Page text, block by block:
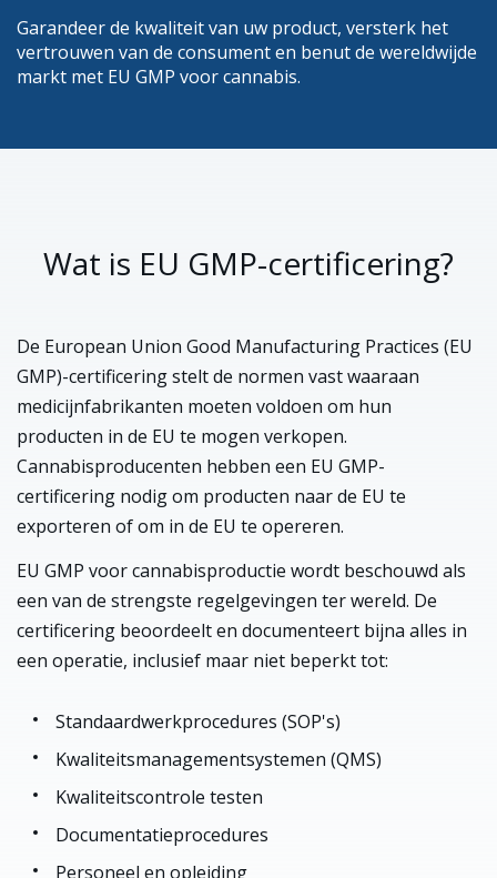
Garandeer de kwaliteit van uw product, versterk het
vertrouwen van de consument en benut de wereldwijde
markt met EU GMP voor cannabis.
Wat is EU GMP-certificering?
De European Union Good Manufacturing Practices (EU
GMP)-certificering stelt de normen vast waaraan
medicijnfabrikanten moeten voldoen om hun
producten in de EU te mogen verkopen.
Cannabisproducenten hebben een EU GMP-
certificering nodig om producten naar de EU te
exporteren of om in de EU te opereren.
EU GMP voor cannabisproductie wordt beschouwd als
een van de strengste regelgevingen ter wereld. De
certificering beoordeelt en documenteert bijna alles in
een operatie, inclusief maar niet beperkt tot:
Standaardwerkprocedures (SOP's)
Kwaliteitsmanagementsystemen (QMS)
Kwaliteitscontrole testen
Documentatieprocedures
Personeel en opleiding